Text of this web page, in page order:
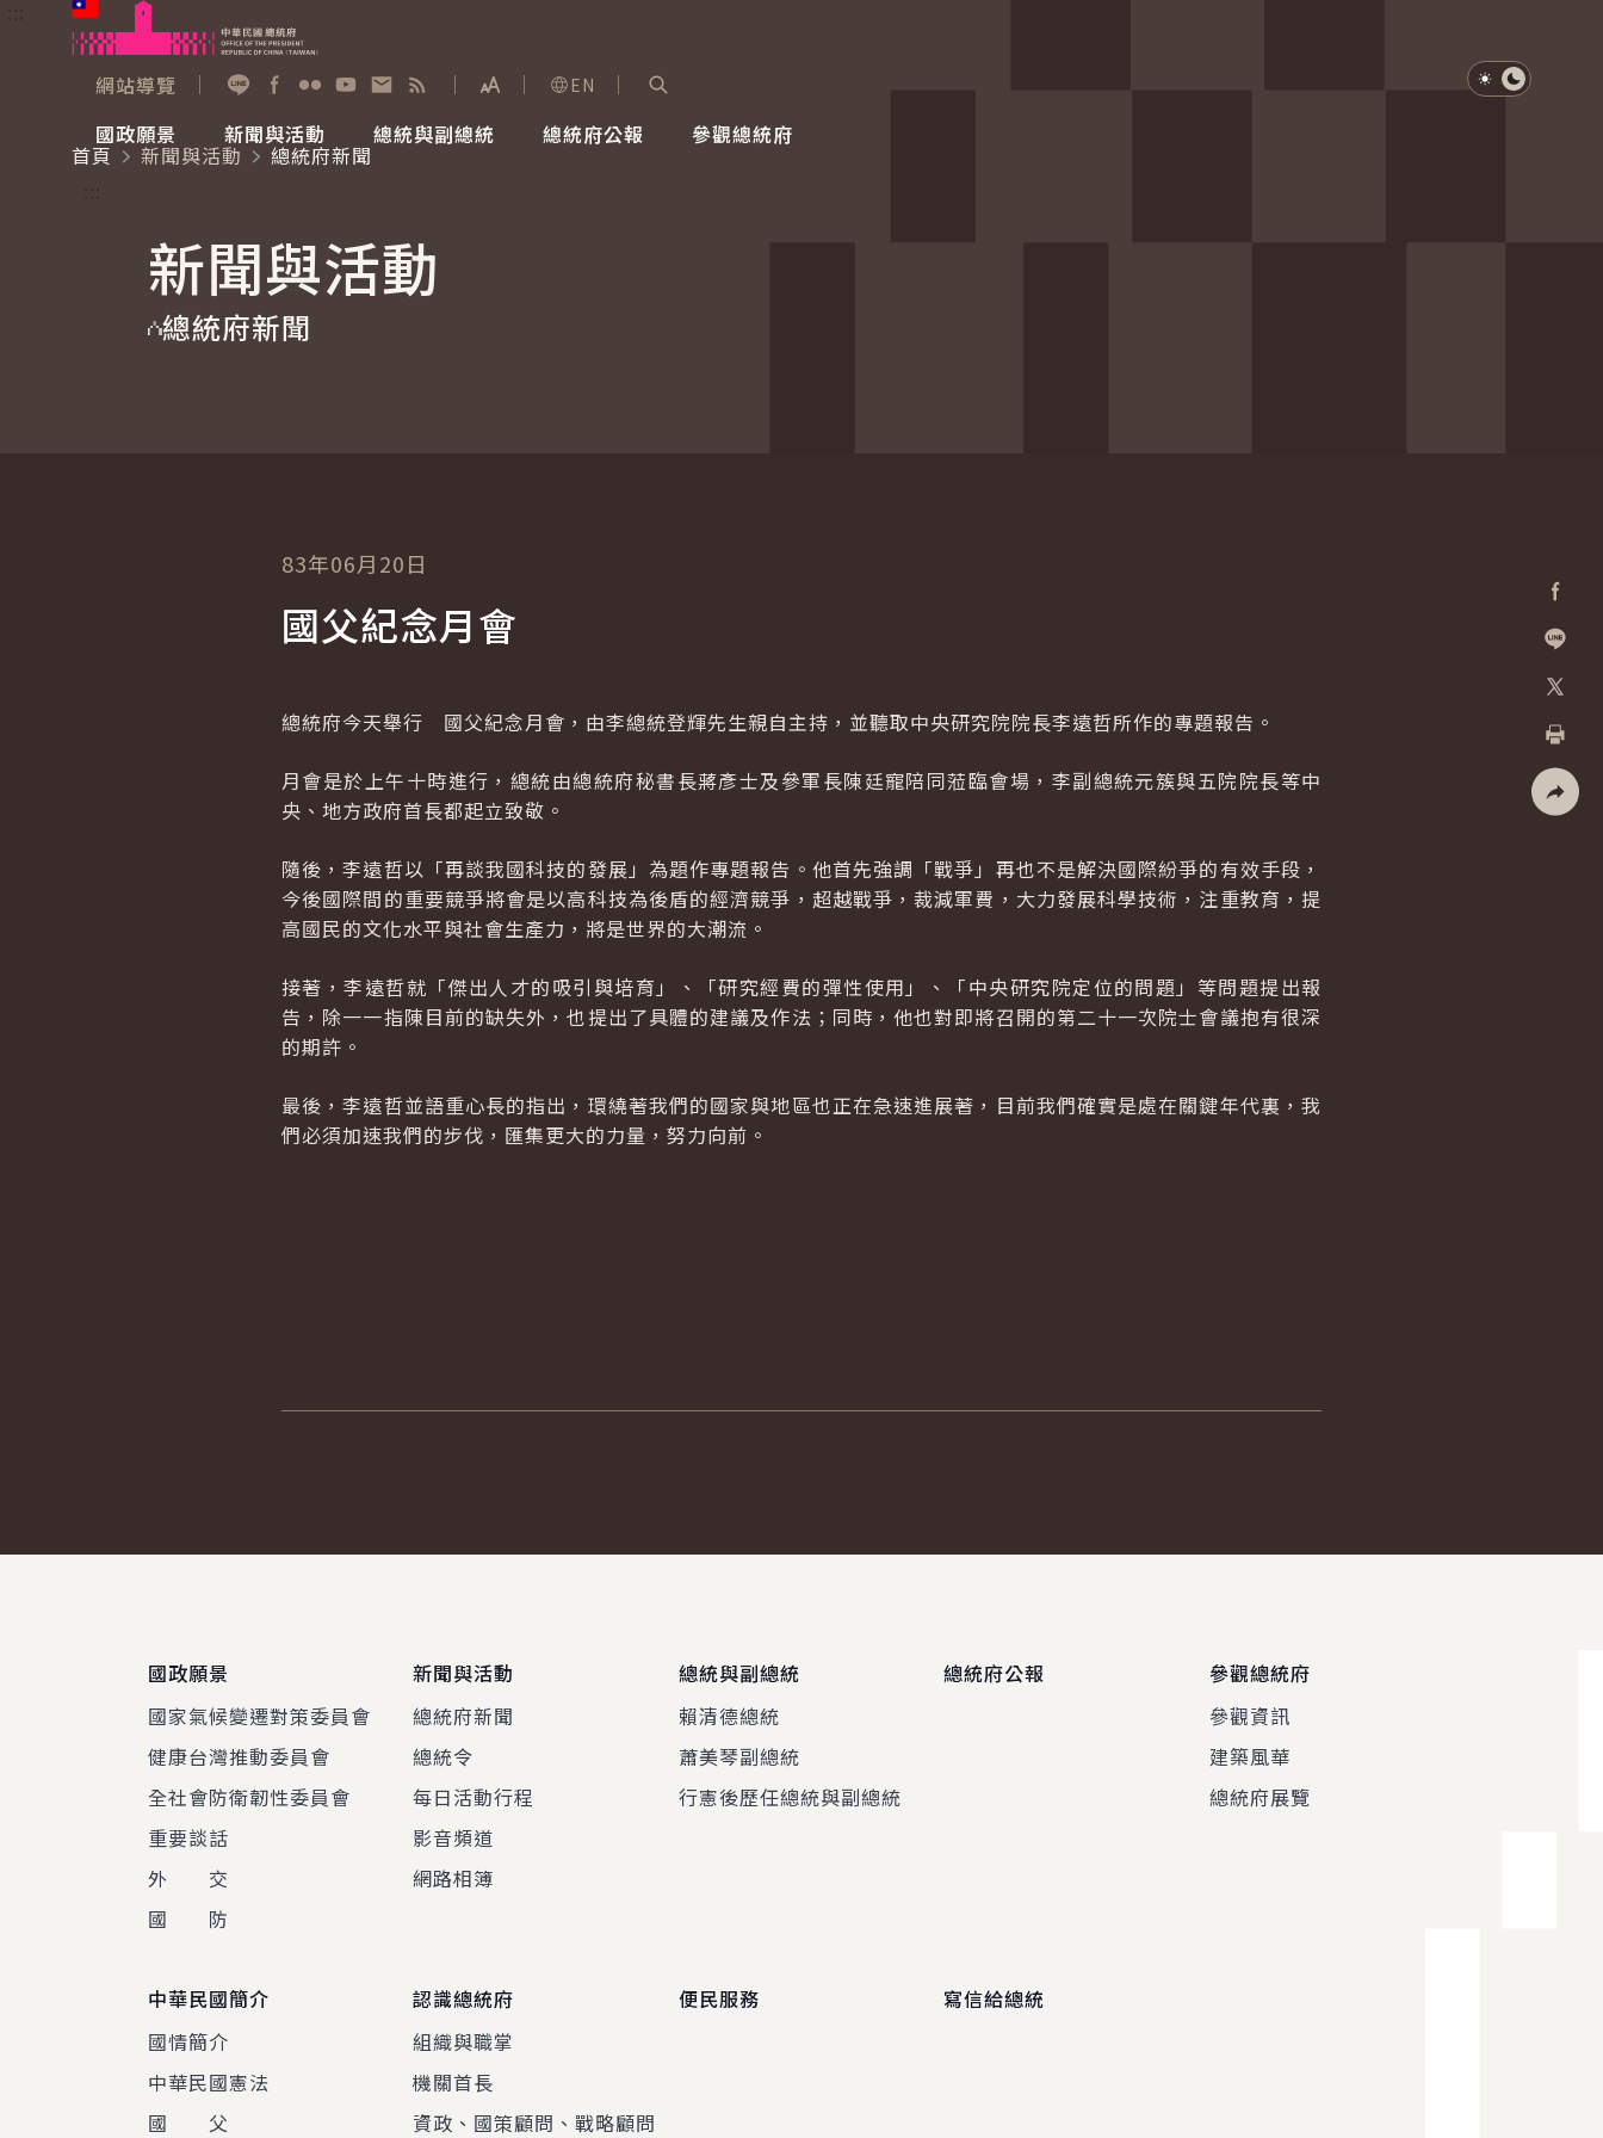
跳到主要內容
網站導覽
展開字級選單
EN
國政願景
國家氣候變遷對策委員會
重要談話
新聞與活動
總統府新聞
影音頻道
總統與副總統
賴清德總統
總統府公報 參觀總統府
參觀資訊
淺色模式
深色模式
首頁
新聞與活動
總統府新聞
新聞與活動
總統府新聞
加入好
列印
83年06月20日
國父紀念月會
總統府今天舉行 國父紀念月會，由李總統登輝先生親自主持，並聽取中央研究院院長李遠哲所作的專題報告。
月會是於上午十時進行，總統由總統府秘書長蔣彥士及參軍長陳廷寵陪同蒞臨會場，李副總統元簇與五院院長等中
央、地方政府首長都起立致敬。
隨後，李遠哲以「再談我國科技的發展」為題作專題報告。他首先強調「戰爭」再也不是解決國際紛爭的有效手段，
今後國際間的重要競爭將會是以高科技為後盾的經濟競爭，超越戰爭，裁減軍費，大力發展科學技術，注重教育，提
高國民的文化水平與社會生產力，將是世界的大潮流。
接著，李遠哲就「傑出人才的吸引與培育」、「研究經費的彈性使用」、「中央研究院定位的問題」等問題提出報
告，除一一指陳目前的缺失外，也提出了具體的建議及作法；同時，他也對即將召開的第二十一次院士會議抱有很深
的期許。
最後，李遠哲並語重心長的指出，環繞著我們的國家與地區也正在急速進展著，目前我們確實是處在關鍵年代裏，我
們必須加速我們的步伐，匯集更大的力量，努力向前。
國政願景
國家氣候變遷對策委員會
健康台灣推動委員會
全社會防衛韌性委員會
重要談話
外 交
國 防
新聞與活動
總統府新聞
總統令
每日活動行程
影音頻道
網路相簿
總統與副總統
賴清德總統
蕭美琴副總統
行憲後歷任總統與副總統
總統府公報
參觀總統府
參觀資訊
建築風華
總統府展覽
中華民國簡介
國情簡介
中華民國憲法
國 父
認識總統府
組織與職掌
機關首長
資政、國策顧問、戰略顧問
便民服務 寫信給總統